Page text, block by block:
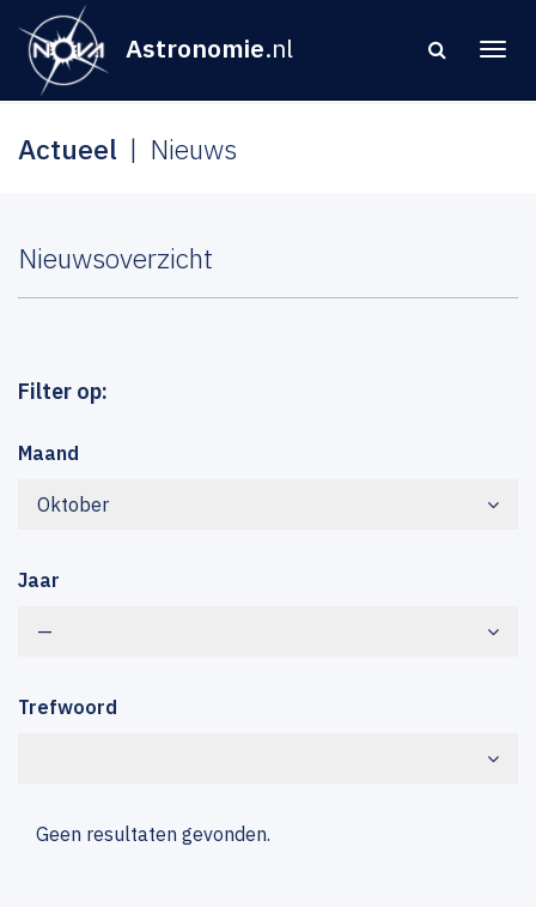
Astronomie.nl
Actueel Nieuws
Nieuwsoverzicht
Filter op:
Maand
Oktober
Jaar
—
Trefwoord
Geen resultaten gevonden.